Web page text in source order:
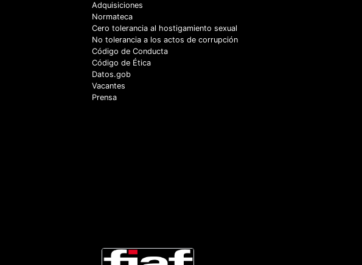
Adquisiciones
Normateca
Cero tolerancia al hostigamiento sexual
No tolerancia a los actos de corrupción
Código de Conducta
Código de Ética
Datos.gob
Vacantes
Prensa